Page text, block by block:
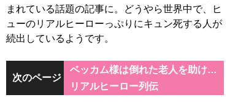
まれている話題の記事に。どうやら世界中で、ヒ
ューのリアルヒーローっぷりにキュン死する人が
続出しているようです。
次のページ
ベッカム様は倒れた老人を助け…
リアルヒーロー列伝